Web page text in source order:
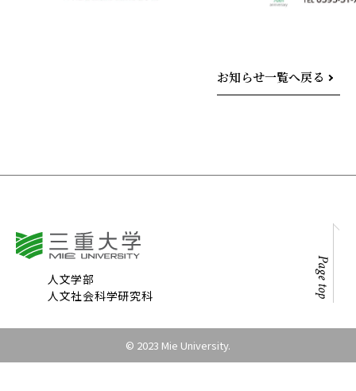
お知らせ一覧へ戻る
Page top
人文学部
人文社会科学研究科
© 2023 Mie University.